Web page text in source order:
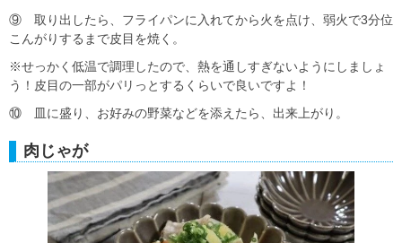
⑨ 取り出したら、フライパンに入れてから火を点け、弱火で3分位
こんがりするまで皮目を焼く。
※せっかく低温で調理したので、熱を通しすぎないようにしましょ
う！皮目の一部がパリっとするくらいで良いですよ！
⑩ 皿に盛り、お好みの野菜などを添えたら、出来上がり。
肉じゃが